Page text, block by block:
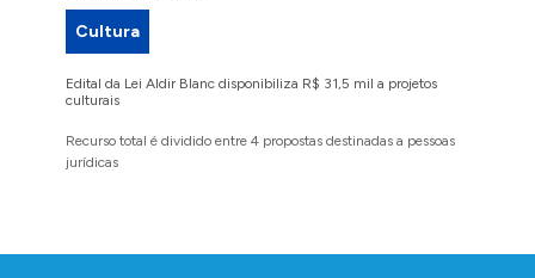
Cultura
Edital da Lei Aldir Blanc disponibiliza R$ 31,5 mil a projetos
culturais
Recurso total é dividido entre 4 propostas destinadas a pessoas
jurídicas